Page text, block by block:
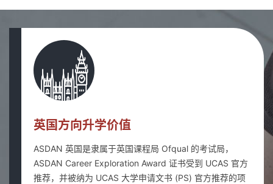
英国方向升学价值
ASDAN 英国是隶属于英国课程局 Ofqual 的考试局，
ASDAN Career Exploration Award 证书受到 UCAS 官方
推荐，并被纳为 UCAS 大学申请文书 (PS) 官方推荐的项